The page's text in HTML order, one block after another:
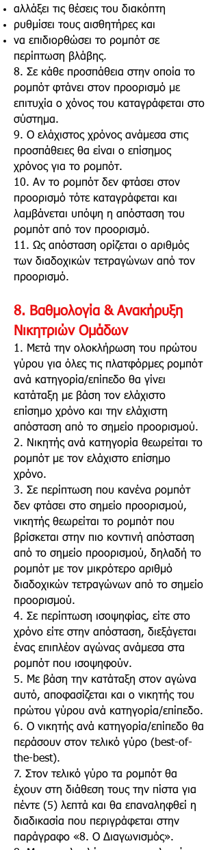
αλλάξει τις θέσεις του διακόπτη
ρυθμίσει τους αισθητήρες και
να επιδιορθώσει το ρομπότ σε
περίπτωση βλάβης.
8. Σε κάθε προσπάθεια στην οποία το
ρομπότ φτάνει στον προορισμό με
επιτυχία ο χόνος του καταγράφεται στο
σύστημα.
9. Ο ελάχιστος χρόνος ανάμεσα στις
προσπάθειες θα είναι ο επίσημος
χρόνος για το ρομπότ.
10. Αν το ρομπότ δεν φτάσει στον
προορισμό τότε καταγράφεται και
λαμβάνεται υπόψη η απόσταση του
ρομπότ από τον προορισμό.
11. Ως απόσταση ορίζεται ο αριθμός
των διαδοχικών τετραγώνων από τον
προορισμό.
8. Βαθμολογία & Ανακήρυξη
Νικητριών Ομάδων
1. Μετά την ολοκλήρωση του πρώτου
γύρου για όλες τις πλατφόρμες ρομπότ
ανά κατηγορία/επίπεδο θα γίνει
κατάταξη με βάση τον ελάχιστο
επίσημο χρόνο και την ελάχιστη
απόσταση από το σημείο προορισμού.
2. Νικητής ανά κατηγορία θεωρείται το
ρομπότ με τον ελάχιστο επίσημο
χρόνο.
3. Σε περίπτωση που κανένα ρομπότ
δεν φτάσει στο σημείο προορισμού,
νικητής θεωρείται το ρομπότ που
βρίσκεται στην πιο κοντινή απόσταση
από το σημείο προορισμού, δηλαδή το
ρομπότ με τον μικρότερο αριθμό
διαδοχικών τετραγώνων από το σημείο
προορισμού.
4. Σε περίπτωση ισοψηφίας, είτε στο
χρόνο είτε στην απόσταση, διεξάγεται
ένας επιπλέον αγώνας ανάμεσα στα
ρομπότ που ισοψηφούν.
5. Με βάση την κατάταξη στον αγώνα
αυτό, αποφασίζεται και ο νικητής του
πρώτου γύρου ανά κατηγορία/επίπεδο.
6. Ο νικητής ανά κατηγορία/επίπεδο θα
περάσουν στον τελικό γύρο (best-of-
the-best).
7. Στον τελικό γύρο τα ρομπότ θα
έχουν στη διάθεση τους την πίστα για
πέντε (5) λεπτά και θα επαναληφθεί η
διαδικασία που περιγράφεται στην
παράγραφο «8. Ο Διαγωνισμός».